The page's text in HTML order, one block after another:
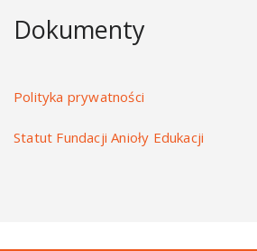
Dokumenty
Polityka prywatności
Statut Fundacji Anioły Edukacji